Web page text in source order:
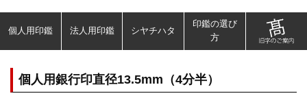
個人用印鑑 法人用印鑑 シヤチハタ
印鑑の選び
方
個人用銀行印直径13.5mm（4分半）